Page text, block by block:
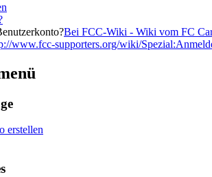
Bei FCC-Wiki - Wiki vom FC
www.fcc-supporters.org/wiki/
erstellen